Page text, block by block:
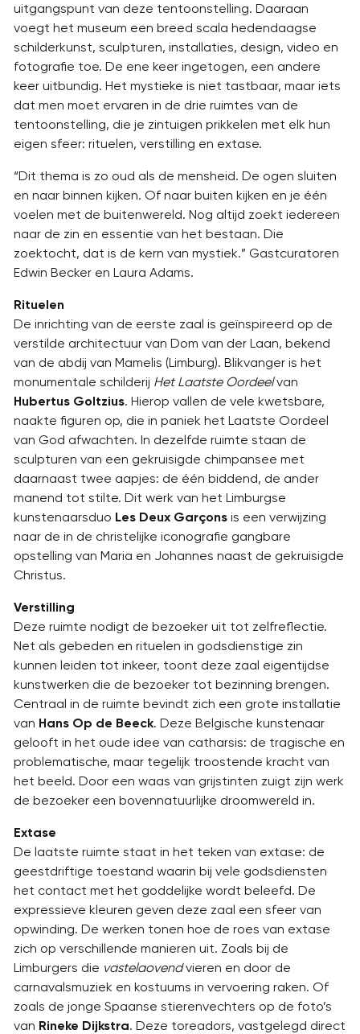
uitgangspunt van deze tentoonstelling. Daaraan
voegt het museum een breed scala hedendaagse
schilderkunst, sculpturen, installaties, design, video en
fotografie toe. De ene keer ingetogen, een andere
keer uitbundig. Het mystieke is niet tastbaar, maar iets
dat men moet ervaren in de drie ruimtes van de
tentoonstelling, die je zintuigen prikkelen met elk hun
eigen sfeer: rituelen, verstilling en extase.
“Dit thema is zo oud als de mensheid. De ogen sluiten
en naar binnen kijken. Of naar buiten kijken en je één
voelen met de buitenwereld. Nog altijd zoekt iedereen
naar de zin en essentie van het bestaan. Die
zoektocht, dat is de kern van mystiek.” Gastcuratoren
Edwin Becker en Laura Adams.
Rituelen
De inrichting van de eerste zaal is geïnspireerd op de
verstilde architectuur van Dom van der Laan, bekend
van de abdij van Mamelis (Limburg). Blikvanger is het
monumentale schilderij Het Laatste Oordeelvan
Hubertus Goltzius. Hierop vallen de vele kwetsbare,
naakte figuren op, die in paniek het Laatste Oordeel
van God afwachten. In dezelfde ruimte staan de
sculpturen van een gekruisigde chimpansee met
daarnaast twee aapjes: de één biddend, de ander
manend tot stilte. Dit werk van het Limburgse
kunstenaarsduo Les Deux Garçonsis een verwijzing
naar de in de christelijke iconografie gangbare
opstelling van Maria en Johannes naast de gekruisigde
Christus.
Verstilling
Deze ruimte nodigt de bezoeker uit tot zelfreflectie.
Net als gebeden en rituelen in godsdienstige zin
kunnen leiden tot inkeer, toont deze zaal eigentijdse
kunstwerken die de bezoeker tot bezinning brengen.
Centraal in de ruimte bevindt zich een grote installatie
van Hans Op de Beeck. Deze Belgische kunstenaar
gelooft in het oude idee van catharsis: de tragische en
problematische, maar tegelijk troostende kracht van
het beeld. Door een waas van grijstinten zuigt zijn werk
de bezoeker een bovennatuurlijke droomwereld in.
Extase
De laatste ruimte staat in het teken van extase: de
geestdriftige toestand waarin bij vele godsdiensten
het contact met het goddelijke wordt beleefd. De
expressieve kleuren geven deze zaal een sfeer van
opwinding. De werken tonen hoe de roes van extase
zich op verschillende manieren uit. Zoals bij de
Limburgers die vastelaovendvieren en door de
carnavalsmuziek en kostuums in vervoering raken. Of
zoals de jonge Spaanse stierenvechters op de foto’s
van Rineke Dijkstra. Deze toreadors, vastgelegd direct